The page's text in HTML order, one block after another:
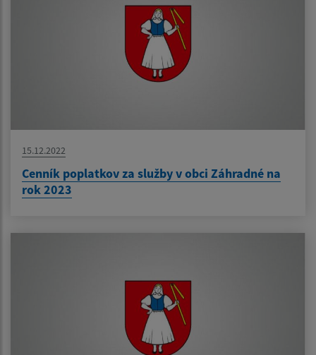
15.12.2022
Cenník poplatkov za služby v obci Záhradné na
rok 2023